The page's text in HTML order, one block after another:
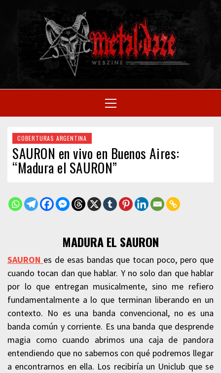
SITIO OFICIAL
Menu
COBERTURAS ARGENTINA
SAURON en vivo en Buenos Aires:
“Madura el SAURON”
MADURA EL SAURON
SAURON es de esas bandas que tocan poco, pero que
cuando tocan dan que hablar. Y no solo dan que hablar
por lo que entregan musicalmente, sino me refiero
fundamentalmente a lo que terminan liberando en un
contexto. No es una banda convencional, no es una
banda común y corriente. Es una banda que desprende
magia como cuando abrimos una caja de pandora
entendiendo que no sabemos con qué podremos llegar
a encontrarnos en ella. Los recibiría un Uniclub que se